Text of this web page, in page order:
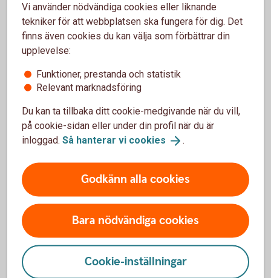
CCCCC0KKKKKKKKK
(5 siffror i clearingnumret, en extra nolla, 9 siffror i
kontonumret -totalt 15 siffror).
2) Överföringar från ett fåtal banker – ta
bort femte siffran i clearingnumret
Vid överföringar från vilka banker?
Gäller vid överföringar från vissa banker, till exempel
Danske Bank och Lån & Spar Bank.
Antal siffror/tecken som skrivs i de berörda
bankernas system:14
Vi använder nödvändiga cookies eller liknande
tekniker för att webbplatsen ska fungera för dig. Det
finns även cookies du kan välja som förbättrar din
upplevelse:
Funktioner, prestanda och statistik
Relevant marknadsföring
Du kan ta tillbaka ditt cookie-medgivande när du vill,
på cookie-sidan eller under din profil när du är
inloggad. Så hanterar vi cookies .
Godkänn alla cookies
Bara nödvändiga cookies
Cookie-inställningar